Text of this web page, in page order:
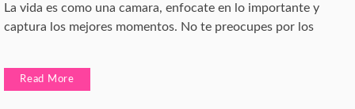
La vida es como una camara, enfocate en lo importante y
captura los mejores momentos. No te preocupes por los
Read More